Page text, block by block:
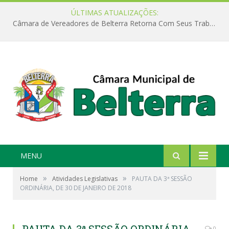
ÚLTIMAS ATUALIZAÇÕES:
Câmara de Vereadores de Belterra Retorna Com Seus Trabalhos Legislativos
MENU
Home » Atividades Legislativas »
PAUTA DA 3ª SESSÃO
ORDINÁRIA, DE 30 DE JANEIRO DE 2018